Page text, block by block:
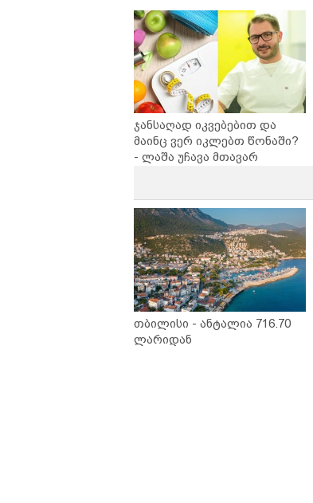
საქართველოშია
ჯანსაღად იკვებებით და
მაინც ვერ იკლებთ წონაში?
- ლაშა უჩავა მთავარ
თბილისი - ანტალია 716.70
ლარიდან